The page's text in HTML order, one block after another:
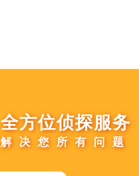
全方位侦探服务
解决您所有问题